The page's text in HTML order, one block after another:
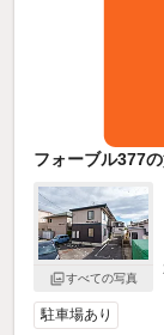
フォーブル377
すべての写真
駐車場あり